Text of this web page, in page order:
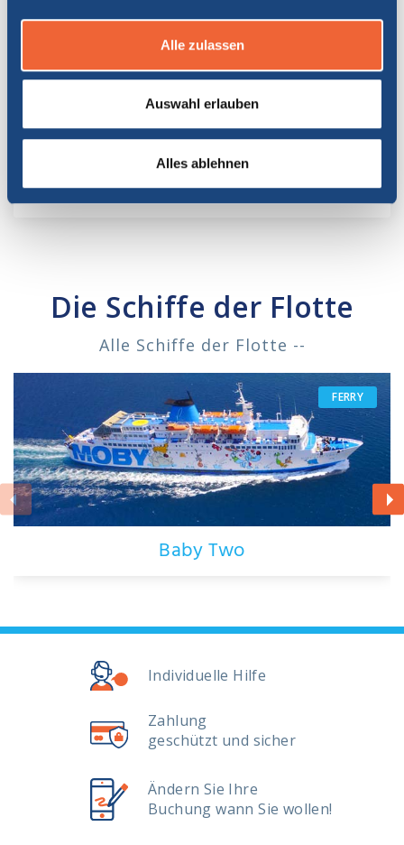
Alle zulassen
Auswahl erlauben
Alles ablehnen
Die Sessel sindbequeme Sitzmöglichkeiten, die Sie
Die Schiffe der Flotte
Alle Schiffe der Flotte --
FERRY
Baby Two
Individuelle Hilfe
Zahlung
geschützt und sicher
Ändern Sie Ihre
Buchung wann Sie wollen!